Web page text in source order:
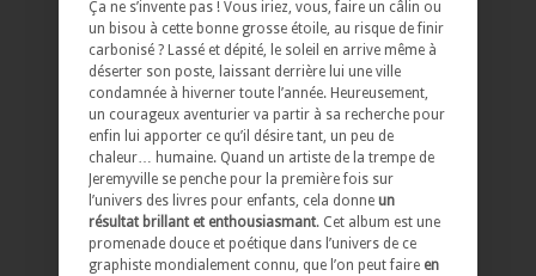
Ça ne s’invente pas ! Vous iriez, vous, faire un câlin ou
un bisou à cette bonne grosse étoile, au risque de finir
carbonisé ? Lassé et dépité, le soleil en arrive même à
déserter son poste, laissant derrière lui une ville
condamnée à hiverner toute l’année. Heureusement,
un courageux aventurier va partir à sa recherche pour
enfin lui apporter ce qu’il désire tant, un peu de
chaleur… humaine. Quand un artiste de la trempe de
Jeremyville se penche pour la première fois sur
l’univers des livres pour enfants, cela donne un
résultat brillant et enthousiasmant. Cet album est une
promenade douce et poétique dans l’univers de ce
graphiste mondialement connu, que l’on peut faire en